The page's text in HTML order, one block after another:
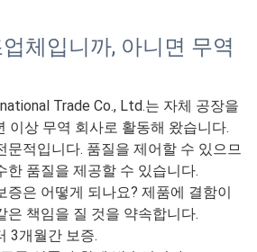
체입니까, 아니면 무역
Trade Co., Ltd.는 자체 공장을
이상 무역 회사로 활동해 왔습니다.
문적입니다. 품질을 제어할 수 있으므
한 품질을 제공할 수 있습니다.
증은 어떻게 되나요? 제품에 결함이
은 책임을 질 것을 약속합니다.
3개월간 보증.